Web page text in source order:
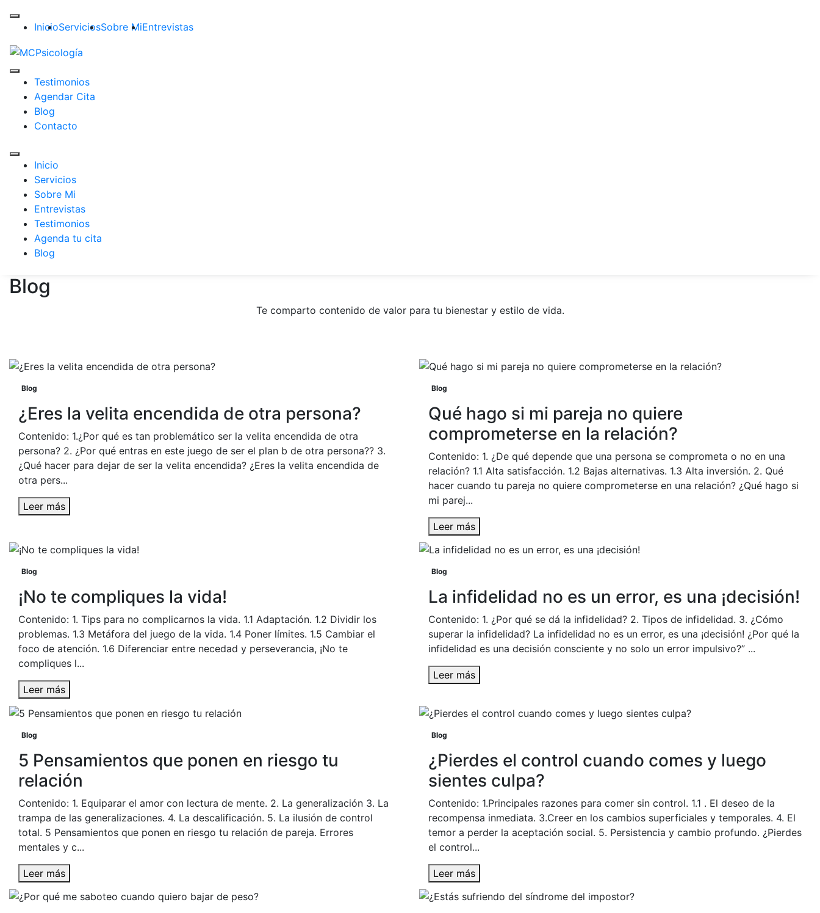
InicioServiciosSobre MiEntrevistas
Testimonios
Agendar Cita
Blog
Contacto
Inicio
Servicios
Sobre Mi
Entrevistas
Testimonios
Agenda tu cita
Blog
Blog
Te comparto contenido de valor para tu bienestar y estilo de vida.
Blog
¿Eres la velita encendida de otra persona?
Contenido: 1.¿Por qué es tan problemático ser la velita encendida de otra
persona? 2. ¿Por qué entras en este juego de ser el plan b de otra persona?? 3.
¿Qué hacer para dejar de ser la velita encendida? ¿Eres la velita encendida de
otra pers...
Leer más
Blog
Qué hago si mi pareja no quiere
comprometerse en la relación?
Contenido: 1. ¿De qué depende que una persona se comprometa o no en una
relación? 1.1 Alta satisfacción. 1.2 Bajas alternativas. 1.3 Alta inversión. 2. Qué
hacer cuando tu pareja no quiere comprometerse en una relación? ¿Qué hago si
mi parej...
Leer más
Blog
¡No te compliques la vida!
Contenido: 1. Tips para no complicarnos la vida. 1.1 Adaptación. 1.2 Dividir los
problemas. 1.3 Metáfora del juego de la vida. 1.4 Poner límites. 1.5 Cambiar el
foco de atención. 1.6 Diferenciar entre necedad y perseverancia, ¡No te
compliques l...
Leer más
Blog
La infidelidad no es un error, es una ¡decisión!
Contenido: 1. ¿Por qué se dá la infidelidad? 2. Tipos de infidelidad. 3. ¿Cómo
superar la infidelidad? La infidelidad no es un error, es una ¡decisión! ¿Por qué la
infidelidad es una decisión consciente y no solo un error impulsivo?” ...
Leer más
Blog
5 Pensamientos que ponen en riesgo tu
relación
Contenido: 1. Equiparar el amor con lectura de mente. 2. La generalización 3. La
trampa de las generalizaciones. 4. La descalificación. 5. La ilusión de control
total. 5 Pensamientos que ponen en riesgo tu relación de pareja. Errores
mentales y c...
Leer más
Blog
¿Pierdes el control cuando comes y luego
sientes culpa?
Contenido: 1.Principales razones para comer sin control. 1.1 . El deseo de la
recompensa inmediata. 3.Creer en los cambios superficiales y temporales. 4. El
temor a perder la aceptación social. 5. Persistencia y cambio profundo. ¿Pierdes
el control...
Leer más